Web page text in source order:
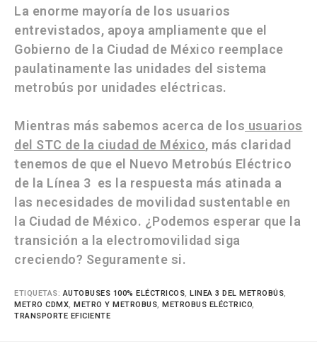
La enorme mayoría de los usuarios
entrevistados, apoya ampliamente que el
Gobierno de la Ciudad de México reemplace
paulatinamente las unidades del sistema
metrobús por unidades eléctricas.
Mientras más sabemos acerca de los usuarios
del STC de la ciudad de México, más claridad
tenemos de que el Nuevo Metrobús Eléctrico
de la Línea 3 es la respuesta más atinada a
las necesidades de movilidad sustentable en
la Ciudad de México. ¿Podemos esperar que la
transición a la electromovilidad siga
creciendo? Seguramente si.
ETIQUETAS:AUTOBUSES 100% ELÉCTRICOS, LINEA 3 DEL METROBÚS,
METRO CDMX, METRO Y METROBUS, METROBUS ELÉCTRICO,
TRANSPORTE EFICIENTE